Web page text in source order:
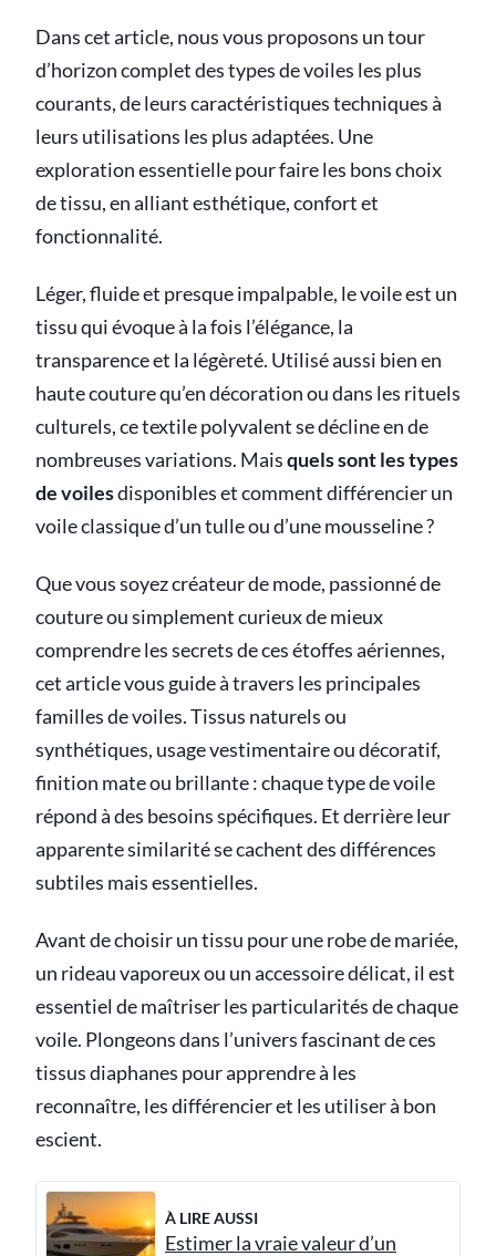
Dans cet article, nous vous proposons un tour
d’horizon complet des types de voiles les plus
courants, de leurs caractéristiques techniques à
leurs utilisations les plus adaptées. Une
exploration essentielle pour faire les bons choix
de tissu, en alliant esthétique, confort et
fonctionnalité.
Léger, fluide et presque impalpable, le voile est un
tissu qui évoque à la fois l’élégance, la
transparence et la légèreté. Utilisé aussi bien en
haute couture qu’en décoration ou dans les rituels
culturels, ce textile polyvalent se décline en de
nombreuses variations. Maisquels sont les types
de voilesdisponibles et comment différencier un
voile classique d’un tulle ou d’une mousseline ?
Que vous soyez créateur de mode, passionné de
couture ou simplement curieux de mieux
comprendre les secrets de ces étoffes aériennes,
cet article vous guide à travers les principales
familles de voiles. Tissus naturels ou
synthétiques, usage vestimentaire ou décoratif,
finition mate ou brillante : chaque type de voile
répond à des besoins spécifiques. Et derrière leur
apparente similarité se cachent des différences
subtiles mais essentielles.
Avant de choisir un tissu pour une robe de mariée,
un rideau vaporeux ou un accessoire délicat, il est
essentiel de maîtriser les particularités de chaque
voile. Plongeons dans l’univers fascinant de ces
tissus diaphanes pour apprendre à les
reconnaître, les différencier et les utiliser à bon
escient.
À LIRE AUSSI
Estimer la vraie valeur d’un